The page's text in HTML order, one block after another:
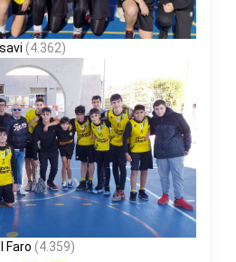
(4.362)
Faro (4.359)